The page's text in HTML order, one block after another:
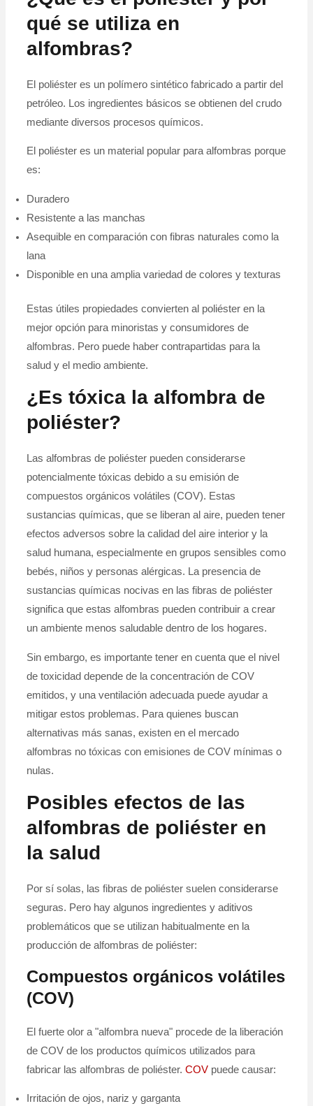
qué se utiliza en
alfombras?
El poliéster es un polímero sintético fabricado a partir del
petróleo. Los ingredientes básicos se obtienen del crudo
mediante diversos procesos químicos.
El poliéster es un material popular para alfombras porque
es:
Duradero
Resistente a las manchas
Asequible en comparación con fibras naturales como la
lana
Disponible en una amplia variedad de colores y texturas
Estas útiles propiedades convierten al poliéster en la
mejor opción para minoristas y consumidores de
alfombras. Pero puede haber contrapartidas para la
salud y el medio ambiente.
¿Es tóxica la alfombra de
poliéster?
Las alfombras de poliéster pueden considerarse
potencialmente tóxicas debido a su emisión de
compuestos orgánicos volátiles (COV). Estas
sustancias químicas, que se liberan al aire, pueden tener
efectos adversos sobre la calidad del aire interior y la
salud humana, especialmente en grupos sensibles como
bebés, niños y personas alérgicas. La presencia de
sustancias químicas nocivas en las fibras de poliéster
significa que estas alfombras pueden contribuir a crear
un ambiente menos saludable dentro de los hogares.
Sin embargo, es importante tener en cuenta que el nivel
de toxicidad depende de la concentración de COV
emitidos, y una ventilación adecuada puede ayudar a
mitigar estos problemas. Para quienes buscan
alternativas más sanas, existen en el mercado
alfombras no tóxicas con emisiones de COV mínimas o
nulas.
Posibles efectos de las
alfombras de poliéster en
la salud
Por sí solas, las fibras de poliéster suelen considerarse
seguras. Pero hay algunos ingredientes y aditivos
problemáticos que se utilizan habitualmente en la
producción de alfombras de poliéster:
Compuestos orgánicos volátiles
(COV)
El fuerte olor a "alfombra nueva" procede de la liberación
de COV de los productos químicos utilizados para
fabricar las alfombras de poliéster. COVpuede causar:
Irritación de ojos, nariz y garganta